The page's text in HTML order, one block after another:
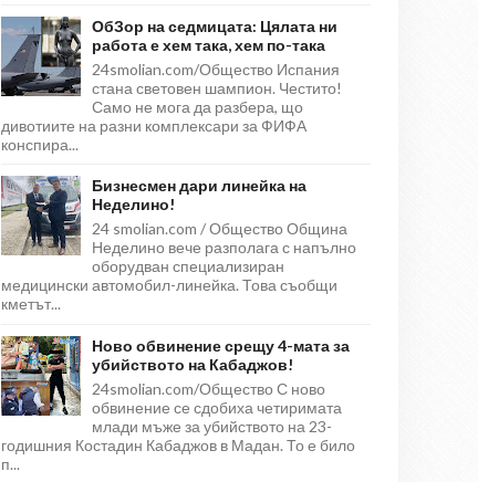
ОбЗор на седмицата: Цялата ни
работа е хем така, хем по-така
24smolian.com/Общество Испания
стана световен шампион. Честито!
Само не мога да разбера, що
дивотиите на разни комплексари за ФИФА
конспира...
Бизнесмен дари линейка на
Неделино!
24 smolian.com / Общество Община
Неделино вече разполага с напълно
оборудван специализиран
медицински автомобил-линейка. Това съобщи
кметът...
Ново обвинение срещу 4-мата за
убийството на Кабаджов!
24smolian.com/Общество С ново
обвинение се сдобиха четиримата
млади мъже за убийството на 23-
годишния Костадин Кабаджов в Мадан. То е било
п...